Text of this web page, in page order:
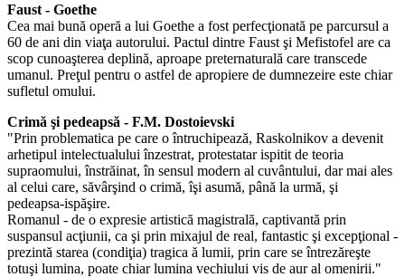
Faust - Goethe
Cea mai bună operă a lui Goethe a fost perfecţionată pe parcursul a
60 de ani din viaţa autorului. Pactul dintre Faust şi Mefistofel are ca
scop cunoaşterea deplină, aproape preternaturală care transcede
umanul. Preţul pentru o astfel de apropiere de dumnezeire este chiar
sufletul omului.
Crimă şi pedeapsă - F.M. Dostoievski
"Prin problematica pe care o întruchipează, Raskolnikov a devenit
arhetipul intelectualului înzestrat, protestatar ispitit de teoria
supraomului, înstrăinat, în sensul modern al cuvântului, dar mai ales
al celui care, săvârşind o crimă, îşi asumă, până la urmă, şi
pedeapsa-ispăşire.
Romanul - de o expresie artistică magistrală, captivantă prin
suspansul acţiunii, ca şi prin mixajul de real, fantastic şi excepţional -
prezintă starea (condiţia) tragica ă lumii, prin care se întrezăreşte
totuşi lumina, poate chiar lumina vechiului vis de aur al omenirii."